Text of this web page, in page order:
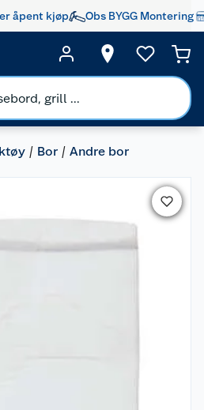
åpent kjøp Obs BYGG Montering
Bor Andre bor